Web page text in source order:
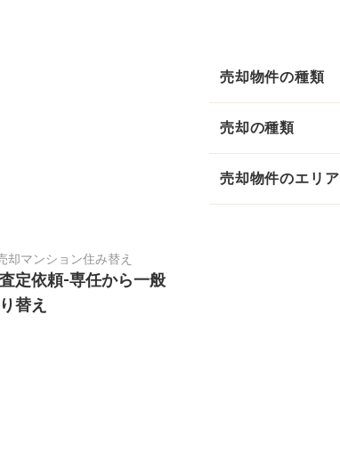
却マンション住み替え
定依頼-専任から一般
替え
売却物件の種類
売却の種類
売却物件のエリア